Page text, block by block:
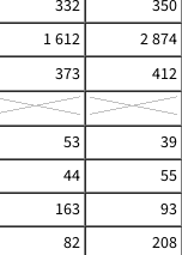
332
350
1 612
2 874
373
412
53
39
44
55
163
93
82
208